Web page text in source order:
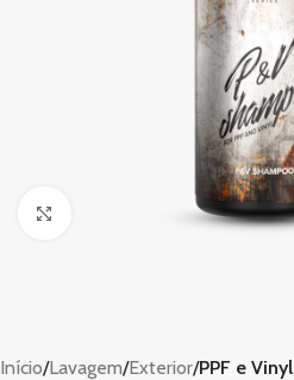
Clique para ampliar
Início Lavagem Exterior PPF e Vinyl